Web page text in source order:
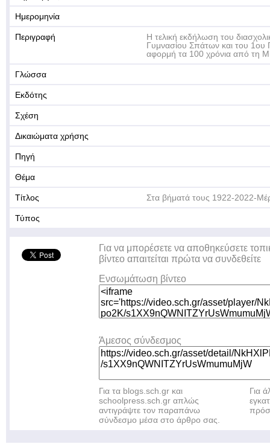
Ημερομηνία
Περιγραφή
Η τελική εκδήλωση του
Γυμνασίου Σπάτων και του 1ου
αφορμή τα 100 χρόνια από τη
Γλώσσα
Εκδότης
Σχέση
Δικαιώματα χρήσης
Πηγή
Θέμα
Τίτλος Στα βήματά τους 1922-2022-
Τύπος
Για να μπορέσετε να αποθηκεύσετε
βίντεο απαιτείται πρώτα να συνδεθείτε
Ενσωμάτωση βίντεο
Άμεσος σύνδεσμος
Για τα blogs.sch.gr και
schoolpress.sch.gr απλώς
αντιγράψτε τον παραπάνω
σύνδεσμο μέσα στο άρθρο σας.
Για